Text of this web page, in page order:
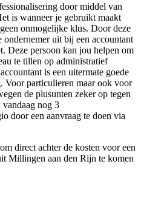
door middel van
is wanneer je gebruikt maakt
onmogelijke klus. Door deze
ondernemer uit bij een accountant
Deze persoon kan jou helpen om
te tillen op administratief
is een uitermate goede
Voor particulieren maar ook voor
de plusunten zeker op tegen
nog 3
door een aanvraag te doen via
om direct achter de kosten voor een
Millingen aan den Rijn te komen